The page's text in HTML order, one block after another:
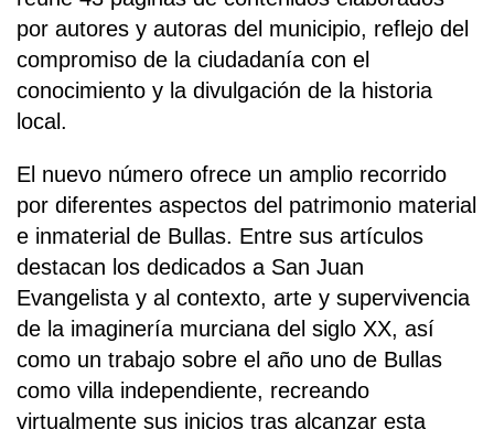
por autores y autoras del municipio, reflejo del
compromiso de la ciudadanía con el
conocimiento y la divulgación de la historia
local.
El nuevo número ofrece un amplio recorrido
por diferentes aspectos del patrimonio material
e inmaterial de Bullas. Entre sus artículos
destacan los dedicados a San Juan
Evangelista y al contexto, arte y supervivencia
de la imaginería murciana del siglo XX, así
como un trabajo sobre el año uno de Bullas
como villa independiente, recreando
virtualmente sus inicios tras alcanzar esta